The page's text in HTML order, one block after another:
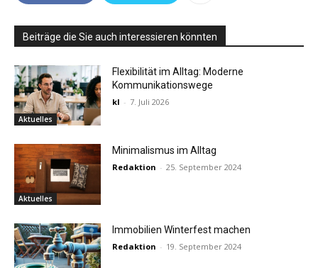
Beiträge die Sie auch interessieren könnten
Aktuelles
Flexibilität im Alltag: Moderne
Kommunikationswege
kl - 7. Juli 2026
Aktuelles
Minimalismus im Alltag
Redaktion - 25. September 2024
Immobilien Winterfest machen
Redaktion - 19. September 2024